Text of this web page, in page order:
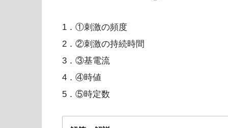
1．①刺激の頻度
2．②刺激の持続時間
3．③基電流
4．④時値
5．⑤時定数